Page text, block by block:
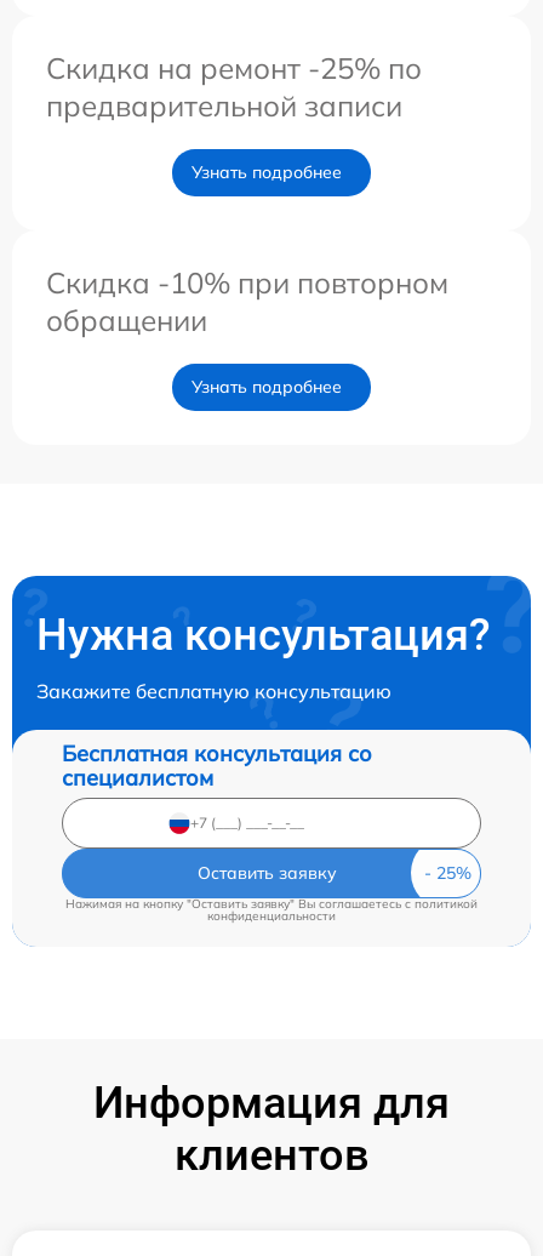
Скидка на ремонт -25% по
предварительной записи
Узнать подробнее
Скидка -10% при повторном
обращении
Узнать подробнее
Нужна консультация?
Закажите бесплатную консультацию
Бесплатная консультация со
специалистом
Оставить заявку
Нажимая на кнопку "Оставить заявку" Вы соглашаетесь cполитикой
конфиденциальности
Информация для
клиентов